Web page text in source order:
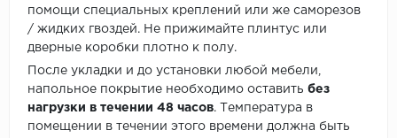
помощи специальных креплений или же саморезов
/ жидких гвоздей. Не прижимайте плинтус или
дверные коробки плотно к полу.
После укладки и до установки любой мебели,
напольное покрытие необходимо оставить без
нагрузки в течении 48 часов. Температура в
помещении в течении этого времени должна быть